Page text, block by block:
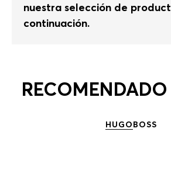
nuestra selección de
continuación.
HUGOBOSS